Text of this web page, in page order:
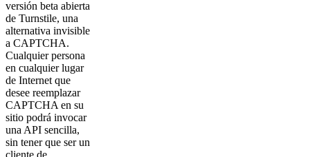
versión beta abierta
de Turnstile, una
alternativa invisible
a CAPTCHA.
Cualquier persona
en cualquier lugar
de Internet que
desee reemplazar
CAPTCHA en su
sitio podrá invocar
una API sencilla,
sin tener que ser un
cliente de